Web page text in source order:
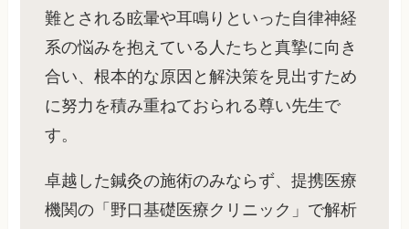
難とされる眩暈や耳鳴りといった自律神経
系の悩みを抱えている人たちと真摯に向き
合い、根本的な原因と解決策を見出すため
に努力を積み重ねておられる尊い先生で
す。
卓越した鍼灸の施術のみならず、提携医療
機関の「野口基礎医療クリニック」で解析